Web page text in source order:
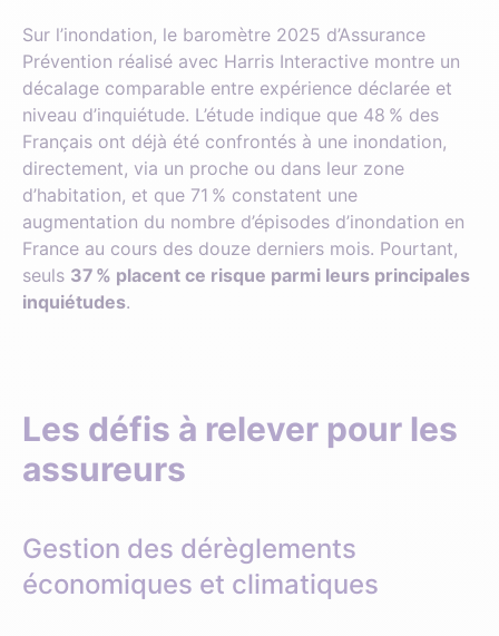
Sur l’inondation, le baromètre 2025 d’Assurance
Prévention réalisé avec Harris Interactive montre un
décalage comparable entre expérience déclarée et
niveau d’inquiétude. L’étude indique que 48 % des
Français ont déjà été confrontés à une inondation,
directement, via un proche ou dans leur zone
d’habitation, et que 71 % constatent une
augmentation du nombre d’épisodes d’inondation en
France au cours des douze derniers mois. Pourtant,
seuls 37 % placent ce risque parmi leurs principales
inquiétudes.
Les défis à relever pour les
assureurs
Gestion des dérèglements
économiques et climatiques